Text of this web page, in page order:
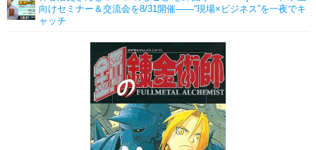
向けセミナー＆交流会を8/31開催――“現場×ビジネス”を一夜でキ
ャッチ